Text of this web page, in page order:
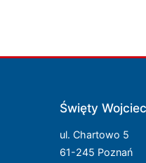
Święty
ul. Chartowo 5
61-245 Poznań